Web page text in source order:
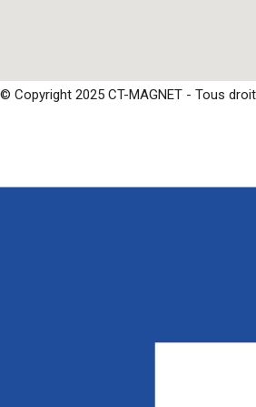
© Copyright 2025 CT-MAGNET - Tous